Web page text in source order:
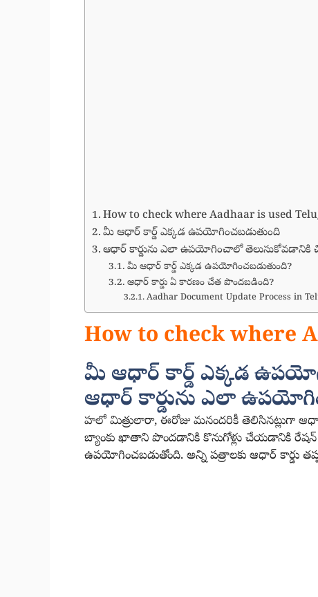
How to check where Aadhaar is used
మీ ఆధార్ కార్డ్ ఎక్కడ ఉపయోగించబడుతుంది
ఆధార్ కార్డును ఎలా ఉపయోగించాలో తెలుసుకోవడానికి
మీ ఆధార్ కార్డ్ ఎక్కడ ఉపయోగించబడుతుంది?
ఆధార్ కార్డు ఏ కారణం చేత పొందబడింది?
Aadhar Document Update Process in
How to check where
మీ ఆధార్ కార్డ్ ఎక్కడ
ఆధార్ కార్డును ఎలా
హలో మిత్రులారా, ఈరోజు మనందరికీ తెలిసినట్లుగా ఆధార్
బ్యాంకు ఖాతాని పొందడానికి కొనుగోళ్లు చేయడానికి
ఉపయోగించబడుతోంది. అన్ని పత్రాలకు ఆధార్ కార్డు